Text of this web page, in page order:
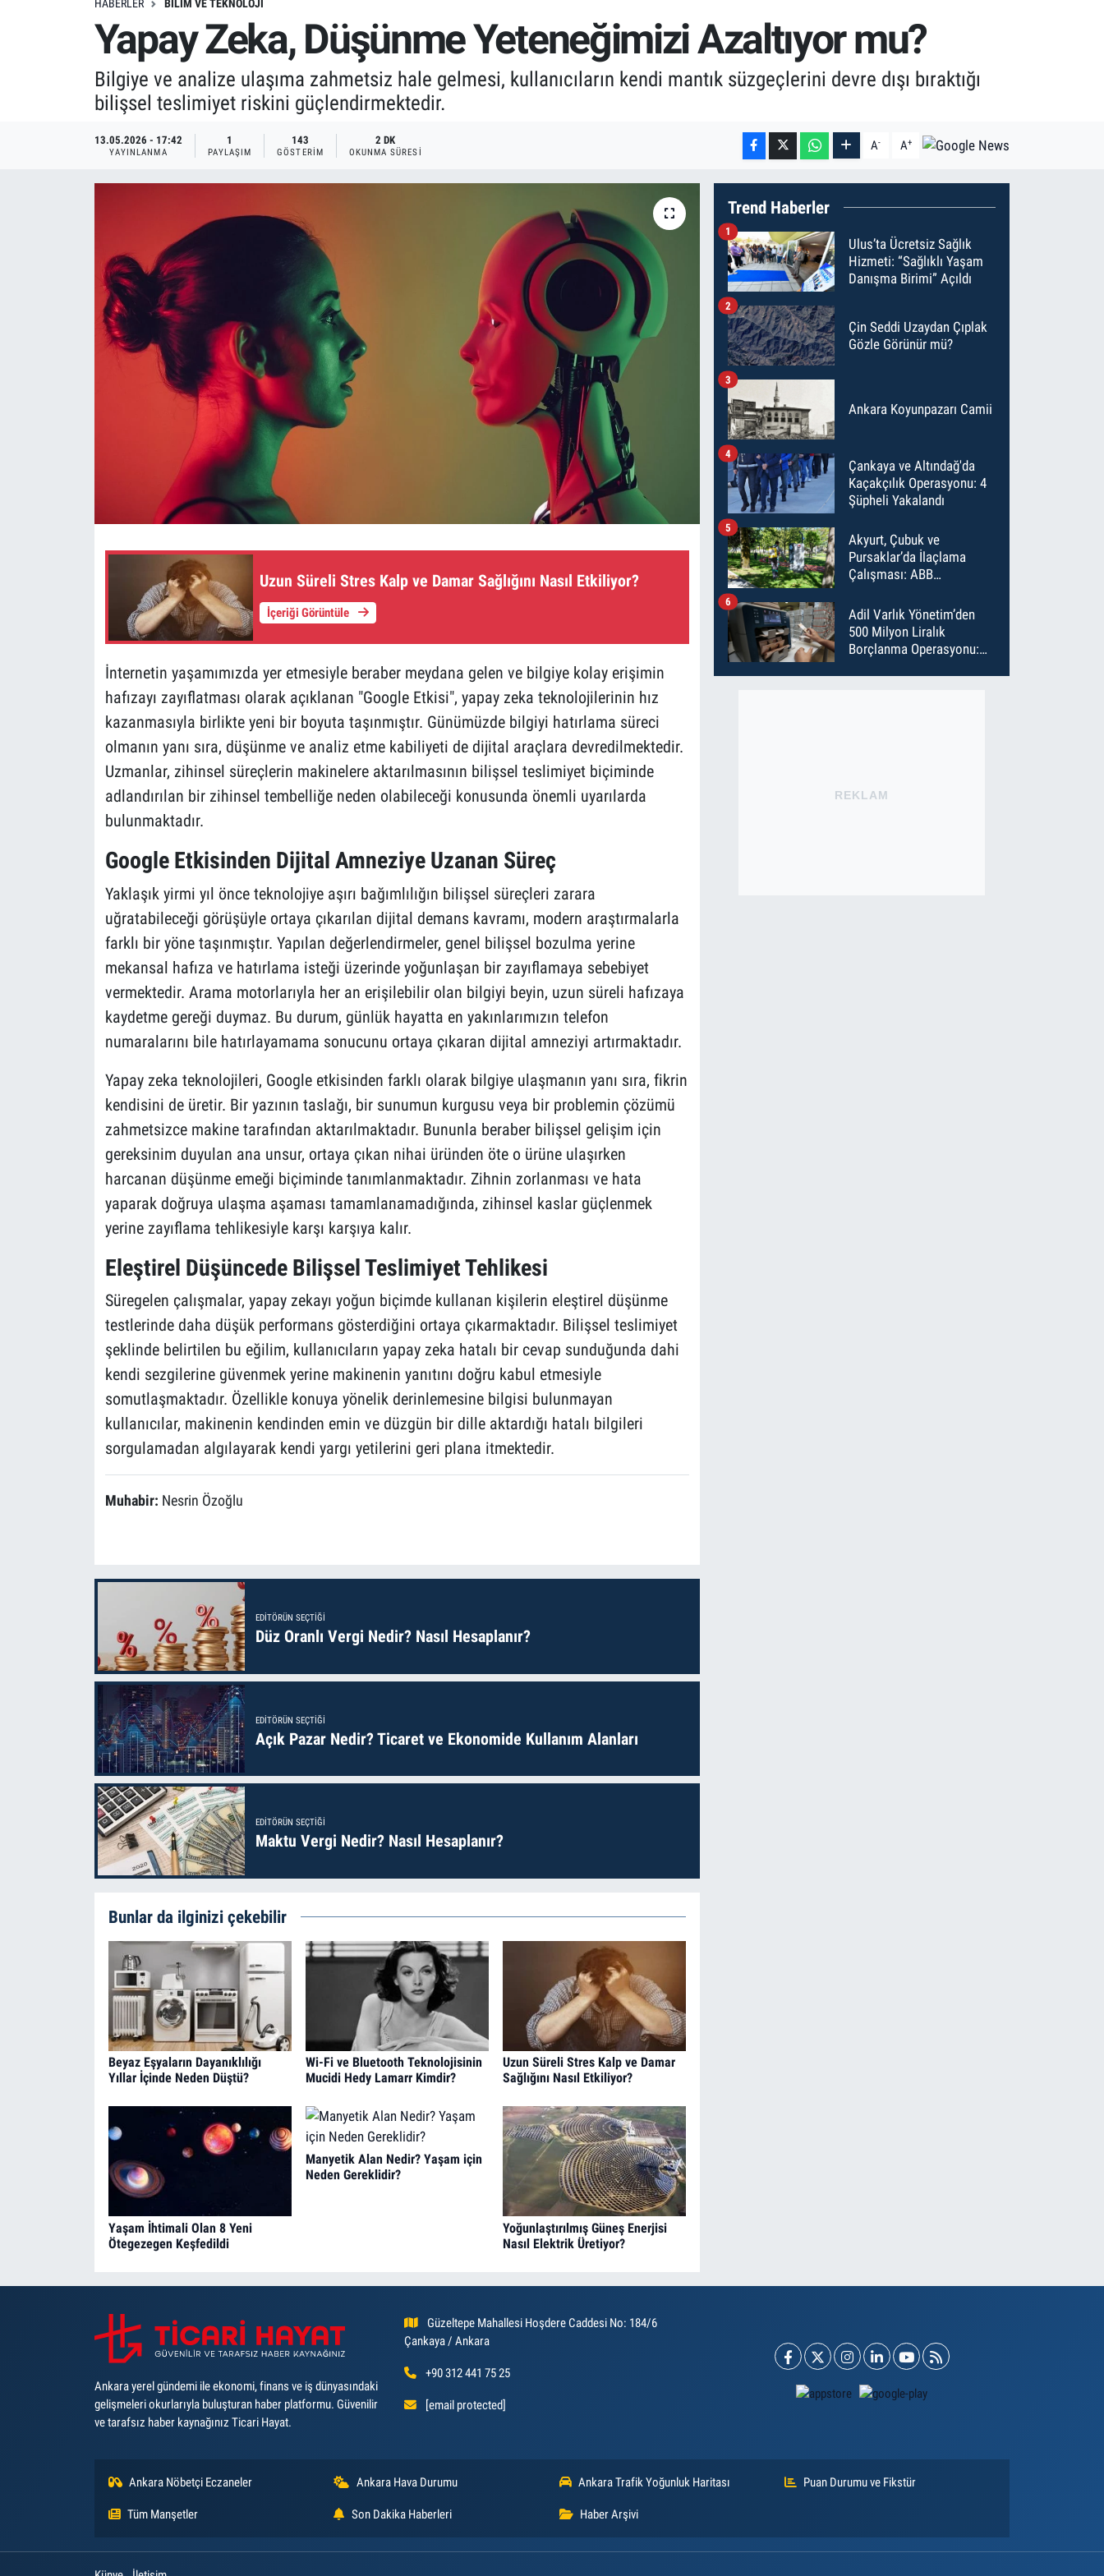
HABERLER BILIM VE TEKNOLOJI
Yapay Zeka, Düşünme Yeteneğimizi Azaltıyor mu?
Bilgiye ve analize ulaşıma zahmetsiz hale gelmesi, kullanıcıların kendi mantık süzgeçlerini devre dışı bıraktığı
bilişsel teslimiyet riskini güçlendirmektedir.
13.05.2026 - 17:42
YAYINLANMA
1
PAYLAŞIM
143
GÖSTERIM
2 DK
OKUNMA SÜRESI A- A+
Uzun Süreli Stres Kalp ve Damar Sağlığını Nasıl Etkiliyor?
İçeriği Görüntüle
İnternetin yaşamımızda yer etmesiyle beraber meydana gelen ve bilgiye kolay erişimin
hafızayı zayıflatması olarak açıklanan "Google Etkisi", yapay zeka teknolojilerinin hız
kazanmasıyla birlikte yeni bir boyuta taşınmıştır. Günümüzde bilgiyi hatırlama süreci
olmanın yanı sıra, düşünme ve analiz etme kabiliyeti de dijital araçlara devredilmektedir.
Uzmanlar, zihinsel süreçlerin makinelere aktarılmasının bilişsel teslimiyet biçiminde
adlandırılan bir zihinsel tembelliğe neden olabileceği konusunda önemli uyarılarda
bulunmaktadır.
Google Etkisinden Dijital Amneziye Uzanan Süreç
Yaklaşık yirmi yıl önce teknolojiye aşırı bağımlılığın bilişsel süreçleri zarara
uğratabileceği görüşüyle ortaya çıkarılan dijital demans kavramı, modern araştırmalarla
farklı bir yöne taşınmıştır. Yapılan değerlendirmeler, genel bilişsel bozulma yerine
mekansal hafıza ve hatırlama isteği üzerinde yoğunlaşan bir zayıflamaya sebebiyet
vermektedir. Arama motorlarıyla her an erişilebilir olan bilgiyi beyin, uzun süreli hafızaya
kaydetme gereği duymaz. Bu durum, günlük hayatta en yakınlarımızın telefon
numaralarını bile hatırlayamama sonucunu ortaya çıkaran dijital amneziyi artırmaktadır.
Yapay zeka teknolojileri, Google etkisinden farklı olarak bilgiye ulaşmanın yanı sıra, fikrin
kendisini de üretir. Bir yazının taslağı, bir sunumun kurgusu veya bir problemin çözümü
zahmetsizce makine tarafından aktarılmaktadır. Bununla beraber bilişsel gelişim için
gereksinim duyulan ana unsur, ortaya çıkan nihai üründen öte o ürüne ulaşırken
harcanan düşünme emeği biçiminde tanımlanmaktadır. Zihnin zorlanması ve hata
yaparak doğruya ulaşma aşaması tamamlanamadığında, zihinsel kaslar güçlenmek
yerine zayıflama tehlikesiyle karşı karşıya kalır.
Eleştirel Düşüncede Bilişsel Teslimiyet Tehlikesi
Süregelen çalışmalar, yapay zekayı yoğun biçimde kullanan kişilerin eleştirel düşünme
testlerinde daha düşük performans gösterdiğini ortaya çıkarmaktadır. Bilişsel teslimiyet
şeklinde belirtilen bu eğilim, kullanıcıların yapay zeka hatalı bir cevap sunduğunda dahi
kendi sezgilerine güvenmek yerine makinenin yanıtını doğru kabul etmesiyle
somutlaşmaktadır. Özellikle konuya yönelik derinlemesine bilgisi bulunmayan
kullanıcılar, makinenin kendinden emin ve düzgün bir dille aktardığı hatalı bilgileri
sorgulamadan algılayarak kendi yargı yetilerini geri plana itmektedir.
Muhabir: Nesrin Özoğlu
EDITÖRÜN SEÇTIĞI
Düz Oranlı Vergi Nedir? Nasıl Hesaplanır?
EDITÖRÜN SEÇTIĞI
Açık Pazar Nedir? Ticaret ve Ekonomide Kullanım Alanları
EDITÖRÜN SEÇTIĞI
Maktu Vergi Nedir? Nasıl Hesaplanır?
Bunlar da ilginizi çekebilir
Beyaz Eşyaların Dayanıklılığı
Yıllar İçinde Neden Düştü?
Wi-Fi ve Bluetooth Teknolojisinin
Mucidi Hedy Lamarr Kimdir?
Uzun Süreli Stres Kalp ve Damar
Sağlığını Nasıl Etkiliyor?
Yaşam İhtimali Olan 8 Yeni
Ötegezegen Keşfedildi
Manyetik Alan Nedir? Yaşam için
Neden Gereklidir?
Yoğunlaştırılmış Güneş Enerjisi
Nasıl Elektrik Üretiyor?
Trend Haberler
Ulus’ta Ücretsiz Sağlık
Hizmeti: “Sağlıklı Yaşam
Danışma Birimi” Açıldı
1
Çin Seddi Uzaydan Çıplak
Gözle Görünür mü?
2
Ankara Koyunpazarı Camii
3
Çankaya ve Altındağ'da
Kaçakçılık Operasyonu: 4
Şüpheli Yakalandı
4
Akyurt, Çubuk ve
Pursaklar’da İlaçlama
Çalışması: ABB
İlaçladı
5
Adil Varlık Yönetim’den
500 Milyon Liralık
Borçlanma Operasyonu:
6
REKLAM
Ankara yerel gündemi ile ekonomi, finans ve iş dünyasındaki
gelişmeleri okurlarıyla buluşturan haber platformu. Güvenilir
ve tarafsız haber kaynağınız Ticari Hayat.
Güzeltepe Mahallesi Hoşdere Caddesi No: 184/6
Çankaya / Ankara
+90 312 441 75 25
[email protected]
Ankara Nöbetçi Eczaneler Ankara Hava Durumu Ankara Trafik Yoğunluk Haritası Puan Durumu ve Fikstür
Tüm Manşetler Son Dakika Haberleri Haber Arşivi